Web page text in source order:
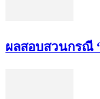
ผลสอบสวนกรณี